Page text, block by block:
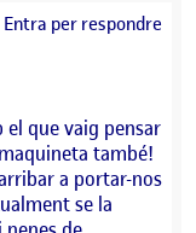
el que vaig pensar
també!
a portar-nos
se la
Entra per respondre